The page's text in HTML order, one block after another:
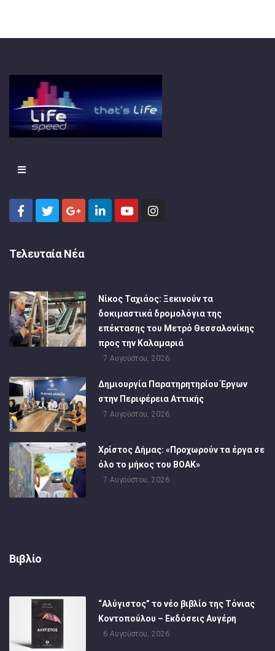
Τελευταία Νέα
Νίκος Ταχιάος: Ξεκινούν τα
δοκιμαστικά δρομολόγια της
επέκτασης του Μετρό Θεσσαλονίκης
προς την Καλαμαριά
7 Αυγούστου, 2026
Δημιουργία Παρατηρητηρίου Έργων
στην Περιφέρεια Αττικής
7 Αυγούστου, 2026
Χρίστος Δήμας: «Προχωρούν τα έργα σε
όλο το μήκος του ΒΟΑΚ»
7 Αυγούστου, 2026
Βιβλίο
“Αλύγιστος” το νέο βιβλίο της Τόνιας
Κοντοπούλου – Εκδόσεις Αυγέρη
6 Αυγούστου, 2026